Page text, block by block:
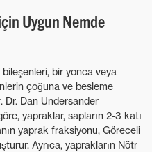
Uygun Nemde
bir yonca veya
çoğuna ve besleme
Dr. Dan Undersander
yapraklar, sapların 2-3 katı
yaprak fraksiyonu, Göreceli
Ayrıca, yaprakların Nötr